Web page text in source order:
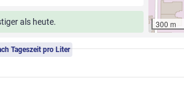
als heute. 300 m
Tageszeit pro Liter